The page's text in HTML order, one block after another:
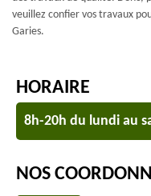
veuillez confier vos travaux
Garies.
HORAIRE
8h-20h du lundi au
NOS